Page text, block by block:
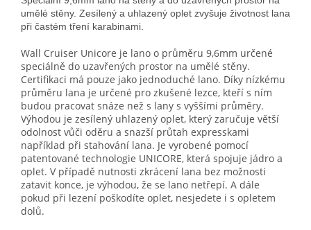
umělé stěny. Zesílený a uhlazený oplet zvyšuje životnost lana
při častém tření karabinami.
Wall Cruiser Unicore je lano o průměru 9,6mm určené
speciálně do uzavřených prostor na umělé stěny.
Certifikaci má pouze jako jednoduché lano. Díky nízkému
průměru lana je určené pro zkušené lezce, kteří s ním
budou pracovat snáze než s lany s vyššími průměry.
Výhodou je zesílený uhlazený oplet, který zaručuje větší
odolnost vůči oděru a snazší průtah expresskami
například při stahování lana. Je vyrobené pomocí
patentované technologie UNICORE, která spojuje jádro a
oplet. V případě nutnosti zkrácení lana bez možnosti
zatavit konce, je výhodou, že se lano netřepí. A dále
pokud při lezení poškodíte oplet, nesjedete i s opletem
dolů.